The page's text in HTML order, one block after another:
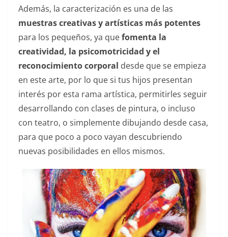
Además, la caracterización es una de las
muestras creativas y artísticas más potentes
para los pequeños, ya quefomenta la
creatividad, la psicomotricidad y el
reconocimiento corporal desde que se empieza
en este arte, por lo que si tus hijos presentan
interés por esta rama artística, permitirles seguir
desarrollando con clases de pintura, o incluso
con teatro, o simplemente dibujando desde casa,
para que poco a poco vayan descubriendo
nuevas posibilidades en ellos mismos.